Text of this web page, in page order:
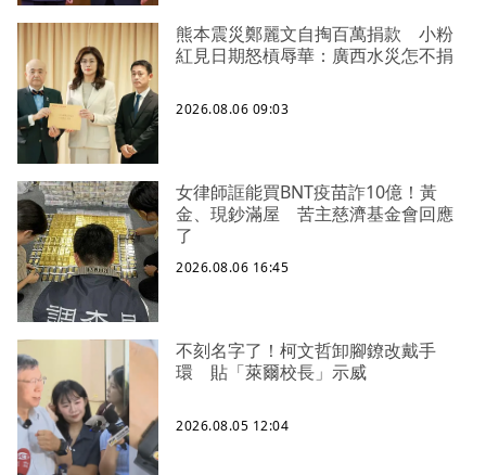
熊本震災鄭麗文自掏百萬捐款 小粉
紅見日期怒槓辱華：廣西水災怎不捐
2026.08.06 09:03
女律師誆能買BNT疫苗詐10億！黃
金、現鈔滿屋 苦主慈濟基金會回應
了
2026.08.06 16:45
不刻名字了！柯文哲卸腳鐐改戴手
環 貼「萊爾校長」示威
2026.08.05 12:04